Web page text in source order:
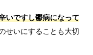
いですし鬱病になって
せいにすることも大切